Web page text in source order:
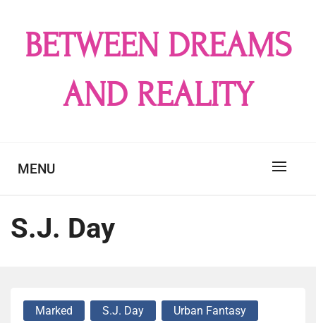
contentBETWEEN DREAMS
AND REALITY
MENU
S.J. Day
Marked S.J. Day Urban Fantasy